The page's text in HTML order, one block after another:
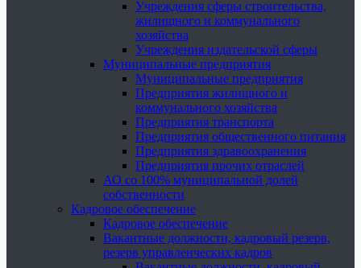
Учреждения сферы строительства,
жилищного и коммунального
хозяйства
Учреждения издательской сферы
Муниципальные предприятия
Муниципальные предприятия
Предприятия жилищного и
коммунального хозяйства
Предприятия транспорта
Предприятия общественного питания
Предприятия здравоохранения
Предприятия прочих отраслей
АО со 100% муниципальной долей
собственности
Кадровое обеспечение
Кадровое обеспечение
Вакантные должности, кадровый резерв,
резерв управленческих кадров